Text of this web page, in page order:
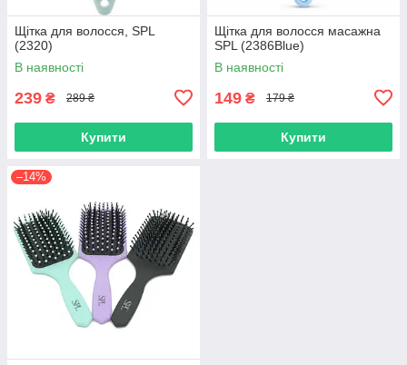
Щітка для волосся, SPL
(2320)
В наявності
239 ₴ 289 ₴
Купити
Щітка для волосся масажна
SPL (2386Blue)
В наявності
149 ₴ 179 ₴
Купити
–14%